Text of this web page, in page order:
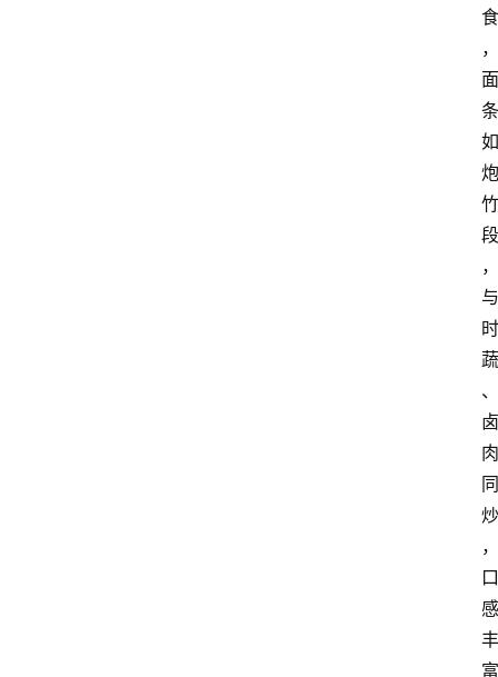
食
，
面
条
如
炮
竹
段
，
与
时
蔬
、
卤
肉
同
炒
，
口
感
丰
富